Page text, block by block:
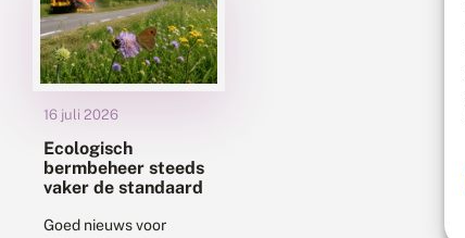
planten en dieren in
ons...
16 juli 2026
Ecologisch
bermbeheer steeds
vaker de standaard
Goed nieuws voor